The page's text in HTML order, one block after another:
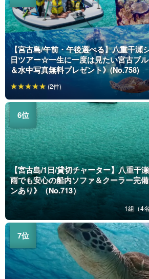
【宮古島/午前・午後選べる】八重干瀬
日ツアー☆一生に一度は見たい宮古ブ
＆水中写真無料プレゼント》(No.758)
(2件)
【宮古島/1日/貸切チャーター】八重干
雨でも安心の船内ソファ＆クーラー完
ンあり》（No.713）
1組（4